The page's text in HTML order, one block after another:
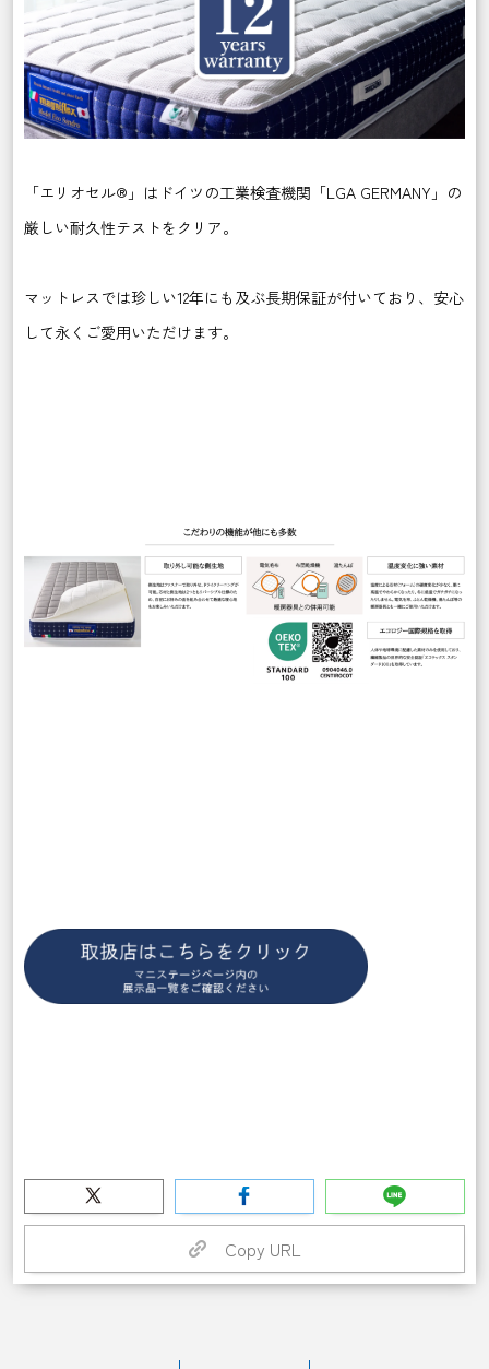
「エリオセル®」はドイツの工業検査機関「LGA GERMANY」の
厳しい耐久性テストをクリア。
マットレスでは珍し い12年にも及ぶ長期保証が付いており、安心
して永くご愛用いただけます。
Copy URL